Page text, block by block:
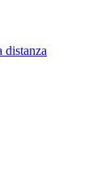
distanza